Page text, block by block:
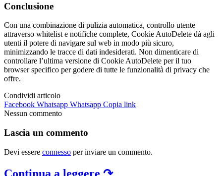
Conclusione
Con una combinazione di pulizia automatica, controllo utente
attraverso whitelist e notifiche complete, Cookie AutoDelete dà agli
utenti il potere di navigare sul web in modo più sicuro,
minimizzando le tracce di dati indesiderati. Non dimenticare di
controllare l’ultima versione di Cookie AutoDelete per il tuo
browser specifico per godere di tutte le funzionalità di privacy che
offre.
Condividi articolo
Facebook Whatsapp Whatsapp Copia link
Nessun commento
Lascia un commento
Devi essere connesso per inviare un commento.
Continua a leggere ↷